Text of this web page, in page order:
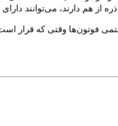
از هم دارند، می‌توانند
فوتون‌ها وقتی که قرار